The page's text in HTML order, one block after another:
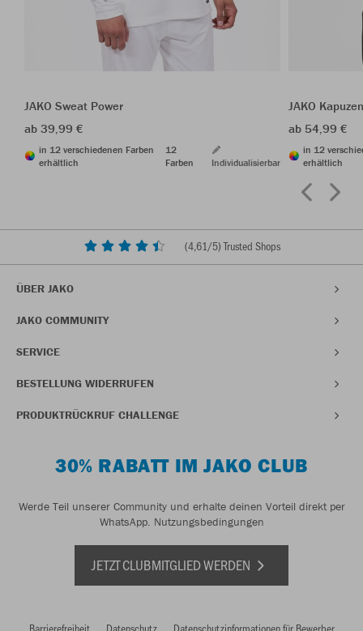
JAKO Sweat Power
ab 39,99 €
in 12 verschiedenen Farben
erhältlich
12
Farben
Individualisierbar
JAKO
ab 54,99 €
in 12
erhältlich
(4,61/5) Trusted Shops
ÜBER JAKO
JAKO COMMUNITY
SERVICE
BESTELLUNG WIDERRUFEN
PRODUKTRÜCKRUF CHALLENGE
30% RABATT IM JAKO CLUB
Werde Teil unserer Community und erhalte deinen Vorteil direkt per
WhatsApp. Nutzungsbedingungen
JETZT CLUBMITGLIED WERDEN